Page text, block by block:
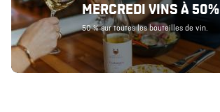
MERCREDI VINS À 50%
50 % sur toutes les bouteilles de vin.